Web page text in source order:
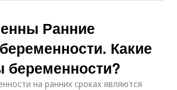
Ранние
Какие
на ранних сроках являются